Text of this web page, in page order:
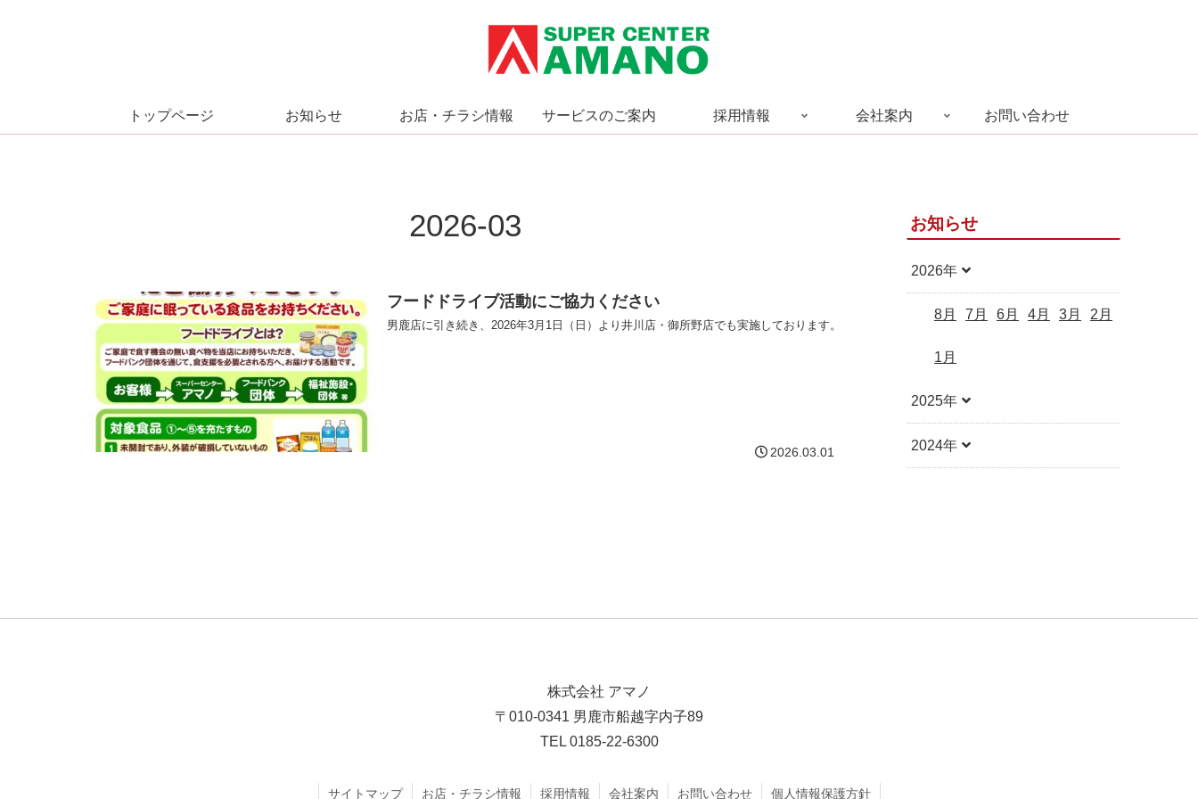
トップページ お知らせ お店・チラシ情報 サービスのご案内 採用情報 会社案内 お問い合わせ
2026-03
フードドライブ活動にご協力ください
男鹿店に引き続き、2026年3月1日（日）より井川店・御所野店でも実施しております。
2026.03.01
お知らせ
2026年
8月 7月 6月 4月 3月 2月
1月
2025年
2024年
株式会社 アマノ
〒010-0341 男鹿市船越字内子89
TEL 0185-22-6300
サイトマップ お店・チラシ情報 採用情報 会社案内 お問い合わせ 個人情報保護方針